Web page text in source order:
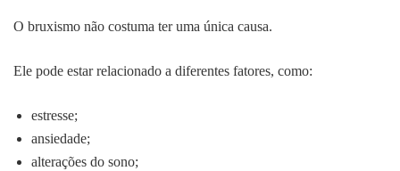
O bruxismo não costuma ter uma única causa.
Ele pode estar relacionado a diferentes fatores, como:
estresse;
ansiedade;
alterações do sono;